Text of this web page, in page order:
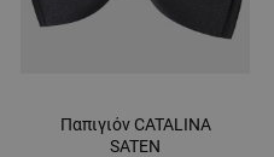
Παπιγιόν CATALINA
SATEN